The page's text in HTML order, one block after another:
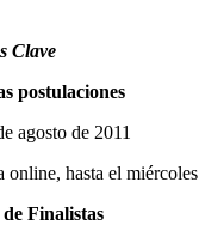
Clave
postulaciones
agosto de 2011
online, hasta el miércoles
Finalistas